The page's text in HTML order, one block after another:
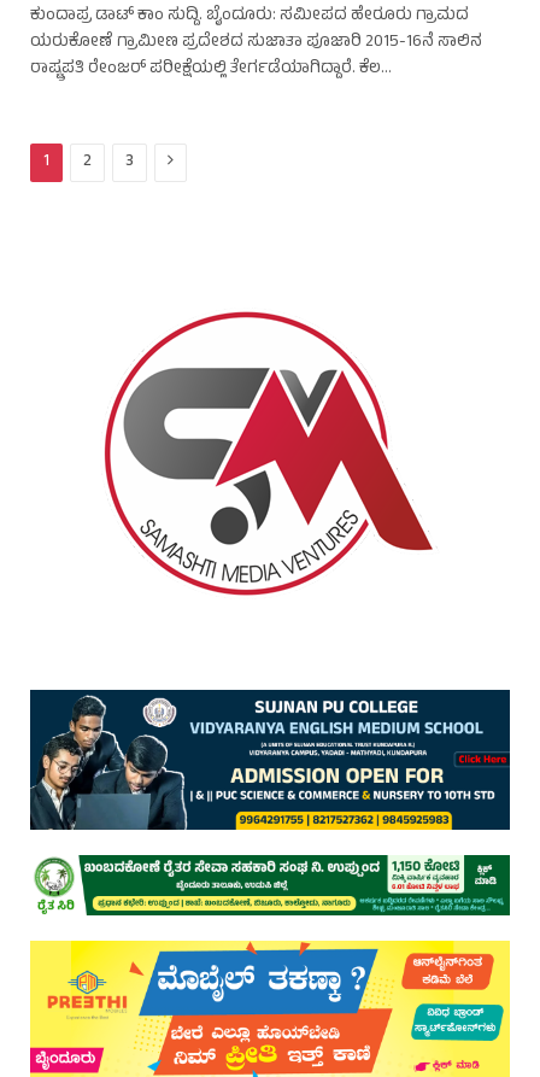
ಕುಂದಾಪ್ರ ಡಾಟ್ ಕಾಂ ಸುದ್ದಿ. ಬೈಂದೂರು: ಸಮೀಪದ ಹೇರೂರು ಗ್ರಾಮದ
ಯರುಕೋಣೆ ಗ್ರಾಮೀಣ ಪ್ರದೇಶದ ಸುಜಾತಾ ಪೂಜಾರಿ 2015-16ನೆ ಸಾಲಿನ
ರಾಷ್ಟ್ರಪತಿ ರೇಂಜರ್ ಪರೀಕ್ಷೆಯಲ್ಲಿ ತೇರ್ಗಡೆಯಾಗಿದ್ದಾರೆ. ಕೆಲ…
1 2 3 Next